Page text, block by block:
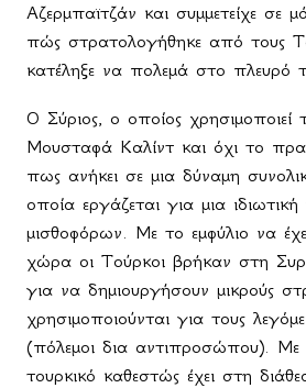
Αζερμπαϊτζάν και συμμετείχε σε
πώς στρατολογήθηκε από τους
κατέληξε να πολεμά στο πλευρό
Ο Σύριος, ο οποίος χρησιμοποιεί
Μουσταφά Καλίντ και όχι το
πως ανήκει σε μια δύναμη
οποία εργάζεται για μια ιδιωτική
μισθοφόρων. Με το εμφύλιο να
χώρα οι Τούρκοι βρήκαν στη
για να δημιουργήσουν μικρούς
χρησιμοποιούνται για τους
(πόλεμοι δια αντιπροσώπου).
τουρκικό καθεστώς έχει στη